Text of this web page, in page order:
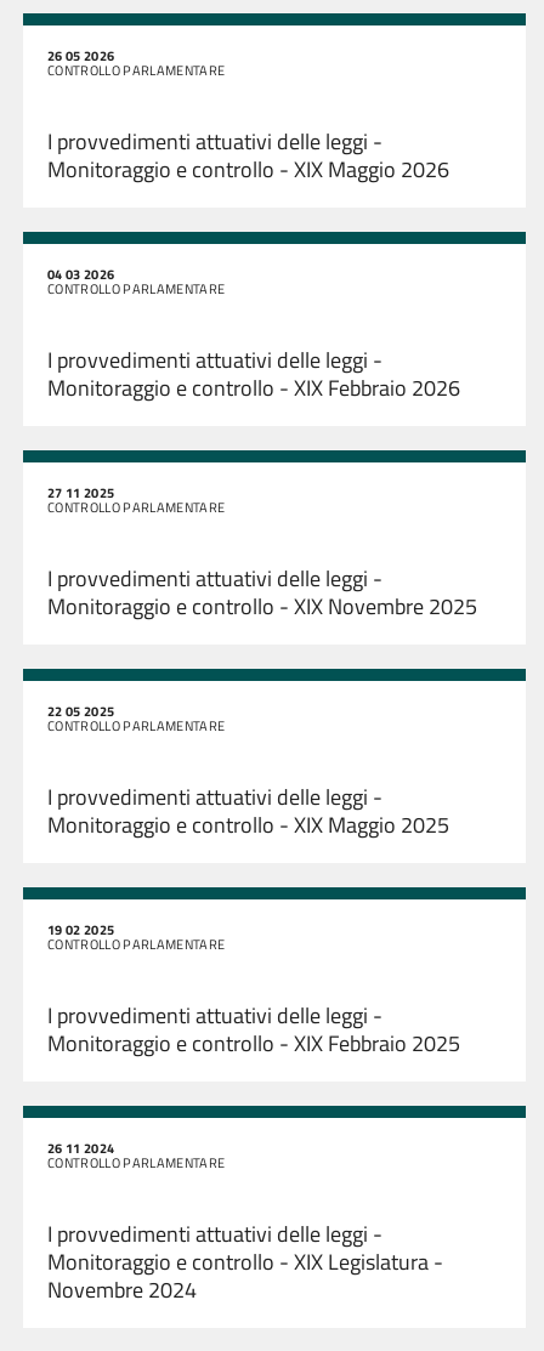
26 05 2026
CONTROLLO PARLAMENTARE
I provvedimenti attuativi delle leggi -
Monitoraggio e controllo - XIX Maggio 2026
04 03 2026
CONTROLLO PARLAMENTARE
I provvedimenti attuativi delle leggi -
Monitoraggio e controllo - XIX Febbraio 2026
27 11 2025
CONTROLLO PARLAMENTARE
I provvedimenti attuativi delle leggi -
Monitoraggio e controllo - XIX Novembre 2025
22 05 2025
CONTROLLO PARLAMENTARE
I provvedimenti attuativi delle leggi -
Monitoraggio e controllo - XIX Maggio 2025
19 02 2025
CONTROLLO PARLAMENTARE
I provvedimenti attuativi delle leggi -
Monitoraggio e controllo - XIX Febbraio 2025
26 11 2024
CONTROLLO PARLAMENTARE
I provvedimenti attuativi delle leggi -
Monitoraggio e controllo - XIX Legislatura -
Novembre 2024